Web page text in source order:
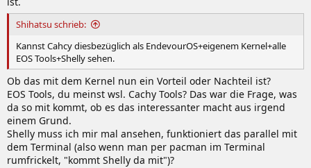
Shihatsu schrieb:
Kannst Cahcy diesbezüglich als EndevourOS+eigenem Kernel+alle
EOS Tools+Shelly sehen.
Ob das mit dem Kernel nun ein Vorteil oder Nachteil ist?
EOS Tools, du meinst wsl. Cachy Tools? Das war die Frage, was
da so mit kommt, ob es das interessanter macht aus irgend
einem Grund.
Shelly muss ich mir mal ansehen, funktioniert das parallel mit
dem Terminal (also wenn man per pacman im Terminal
rumfrickelt, "kommt Shelly da mit")?